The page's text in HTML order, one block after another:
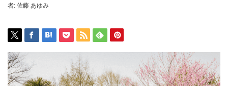
者: 佐藤 あゆみ